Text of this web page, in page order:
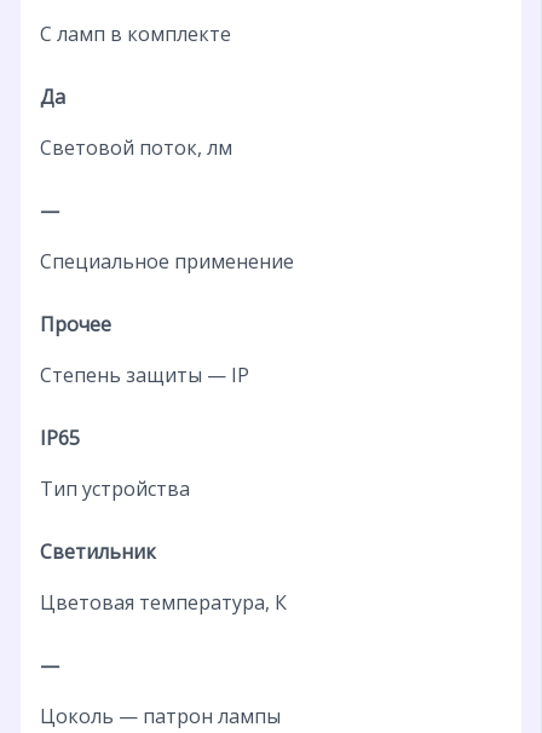
С ламп в комплекте
Да
Световой поток, лм
—
Специальное применение
Прочее
Степень защиты — IP
IP65
Тип устройства
Светильник
Цветовая температура, К
—
Цоколь — патрон лампы